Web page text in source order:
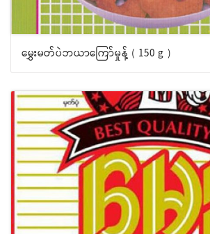
မွှေးမတ်ပဲဘယာကြော်မှုန့် ( 150 g )